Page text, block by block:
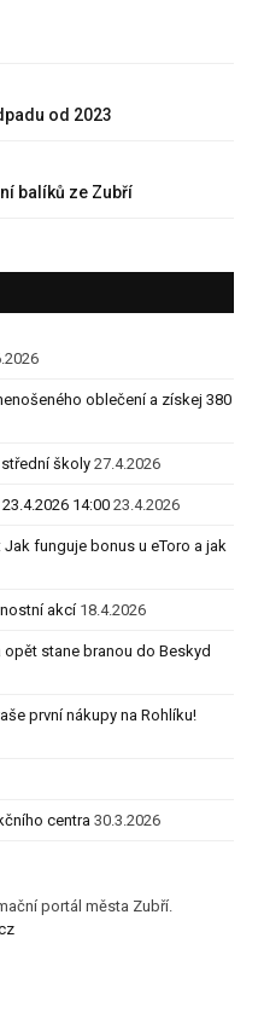
od 2023
balíků ze Zubří
oblečení a získej 380
školy 27.4.2026
14:00 23.4.2026
funguje bonus u eToro a jak
akcí 18.4.2026
stane branou do Beskyd
první nákupy na Rohlíku!
centra 30.3.2026
portál města Zubří.